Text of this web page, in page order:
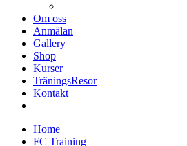
Om oss
Anmälan
Gallery
Shop
Kurser
TräningsResor
Kontakt
Home
FC Training